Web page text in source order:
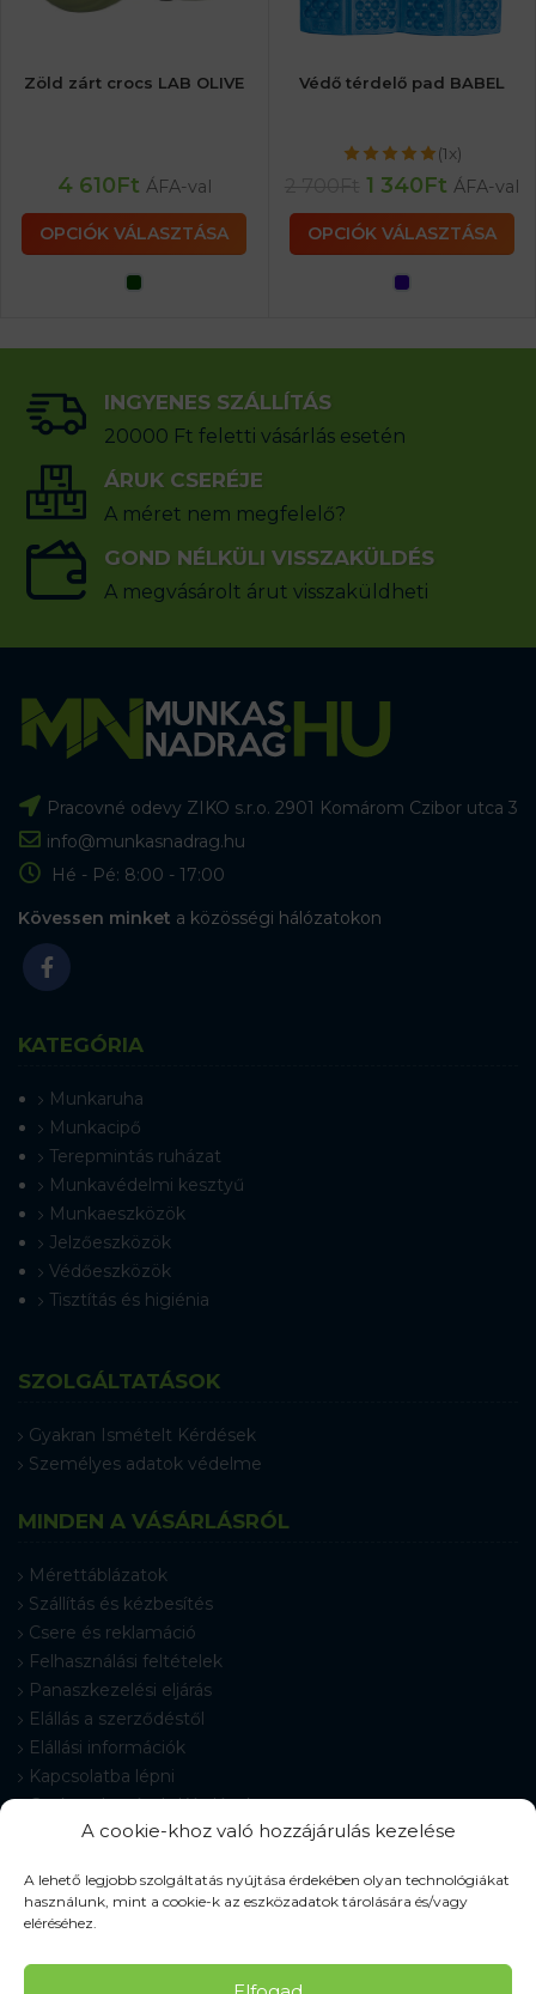
A cookie-khoz való hozzájárulás kezelése
A lehető legjobb szolgáltatás nyújtása érdekében olyan technológiákat
használunk, mint a cookie-k az eszközadatok tárolására és/vagy
eléréséhez.
Zöld zárt crocs LAB OLIVE
4 610Ft ÁFA-val
OPCIÓK VÁLASZTÁSA
Védő térdelő pad BABEL
(1x)
1 340Ft ÁFA-val
OPCIÓK VÁLASZTÁSA
INGYENES SZÁLLÍTÁS
20000 Ft feletti vásárlás esetén
ÁRUK CSERÉJE
A méret nem megfelelő?
GOND NÉLKÜLI VISSZAKÜLDÉS
A megvásárolt árut visszaküldheti
Pracovné odevy ZIKO s.r.o. 2901 Komárom Czibor utca 3
info@munkasnadrag.hu
Hé - Pé: 8:00 - 17:00
Kövessen minket a közösségi hálózatokon
KATEGÓRIA
Munkaruha
Munkacipő
Terepmintás ruházat
Munkavédelmi kesztyű
Munkaeszközök
Jelzőeszközök
Védőeszközök
Tisztítás és higiénia
SZOLGÁLTATÁSOK
Gyakran Ismételt Kérdések
Személyes adatok védelme
MINDEN A VÁSÁRLÁSRÓL
Mérettáblázatok
Szállítás és kézbesítés
Csere és reklamáció
Felhasználási feltételek
Panaszkezelési eljárás
Elállás a szerződéstől
Elállási információk
Kapcsolatba lépni
Gyakran Ismételt Kérdések
Cookie-beállítások